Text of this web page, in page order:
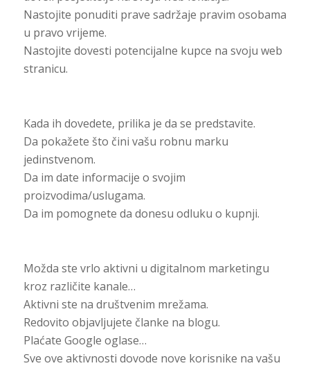
Nastojite ponuditi prave sadržaje pravim osobama
u pravo vrijeme.
Nastojite dovesti potencijalne kupce na svoju web
stranicu.
Kada ih dovedete, prilika je da se predstavite.
Da pokažete što čini vašu robnu marku
jedinstvenom.
Da im date informacije o svojim
proizvodima/uslugama.
Da im pomognete da donesu odluku o kupnji.
Možda ste vrlo aktivni u digitalnom marketingu
kroz različite kanale…
Aktivni ste na društvenim mrežama.
Redovito objavljujete članke na blogu.
Plaćate Google oglase…
Sve ove aktivnosti dovode nove korisnike na vašu